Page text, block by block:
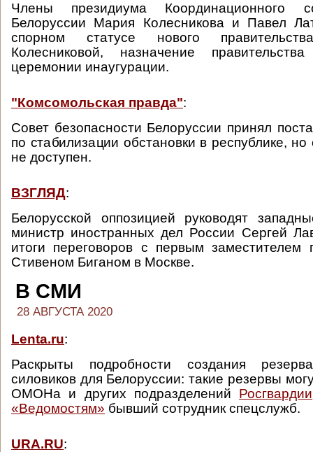
Члены президиума Координационного
Белоруссии Мария Колесникова и Павел
спорном статусе нового
Колесниковой, назначение
церемонии инаугурации.
"Комсомольская правда":
Совет безопасности Белоруссии принял
по стабилизации обстановки в республике,
не доступен.
ВЗГЛЯД:
Белорусской оппозицией руководят
министр иностранных дел России Сергей
итоги переговоров с первым заместителем
Стивеном Биганом в Москве.
В СМИ
28 АВГУСТА 2020
Lenta.ru:
Раскрыты подробности создания
силовиков для Белоруссии: такие резервы
ОМОНа и других подразделений Росгвардии
«Ведомостям» бывший сотрудник спецслужб.
URA.RU: